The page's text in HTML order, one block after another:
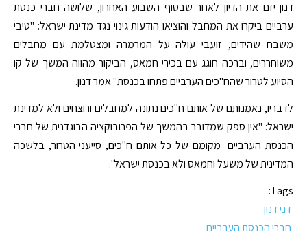
דנון יזם את הדיון לאחר שבסוף השבוע האחרון, שלושה חברי כנסת
ערביים ביקרו את המחבל והוציאו הודעות גינוי נגד מדינת ישראל: "טיבי
משבח שהידים, זועבי עולה על המרמרה ומצטלמת עם מחבלים
משוחררים, וברכה חוגג עם בכירי חמאס, הביקור מהווה המשך של קו
הסיוע לטרור שהח"כים הערביים פתחו בכנסת" אמר דנון.
לדבריו, נאמנותם של אותם ח"כים נתונה למחבלים ורוצחים ולא למדינת
ישראל: "אין ספק שמדובר בהמשך של הפרובוקציה הבוגדנית של חברי
הכנסת הערביים- מקומם של כל אותם ח"כים, סייעני הטרור, בלשכה
המדינית של משעל וחמאס ולא בכנסת ישראל".
Tags:
דני דנון
חברי הכנסת הערביים